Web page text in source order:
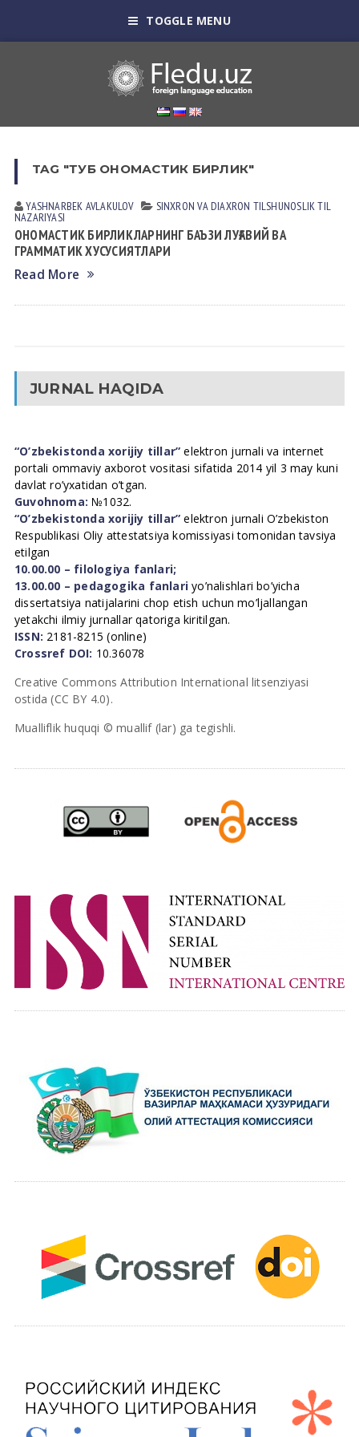
TOGGLE MENU
TAG "ТУБ ОНОМАСТИК БИРЛИК"
YASHNARBEK AVLАKULOV SINXRON VА DIАXRON TILSHUNOSLIKTIL
NАZАRIYASI
ОНОМАСТИК БИРЛИКЛАРНИНГ БАЪЗИ ЛУҒАВИЙ ВА
ГРАММАТИК ХУСУСИЯТЛАРИ
Read More
JURNAL HAQIDA
“O’zbekistonda xorijiy tillar” elektron jurnali va internet
portali ommaviy axborot vositasi sifatida 2014 yil 3 may kuni
davlat ro’yxatidan o’tgan.
Guvohnoma: №1032.
“O’zbekistonda xorijiy tillar” elektron jurnali O’zbekiston
Respublikasi Oliy attestatsiya komissiyasi tomonidan tavsiya
etilgan
10.00.00 – filologiya fanlari;
13.00.00 – pedagogika fanlari yo’nalishlari bo’yicha
dissertatsiya natijalarini chop etish uchun mo’ljallangan
yetakchi ilmiy jurnallar qatoriga kiritilgan.
ISSN: 2181-8215 (online)
Crossref DOI: 10.36078
Creative Commons Attribution International litsenziyasi
ostida (CC BY 4.0).
Mualliflik huquqi © muallif (lar) ga tegishli.